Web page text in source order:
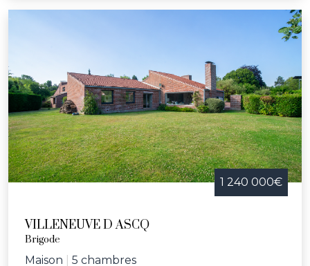
1 240 000€
VILLENEUVE D ASCQ
Brigode
Maison 5 chambres